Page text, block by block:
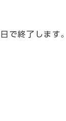
で終了します。